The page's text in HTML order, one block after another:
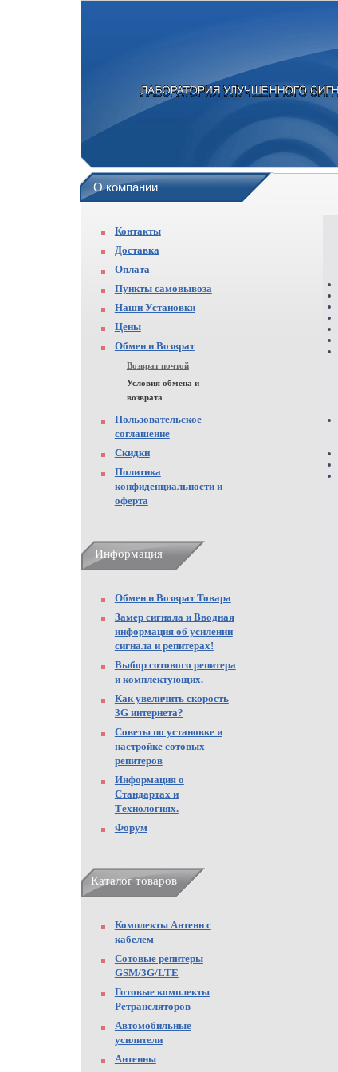
О компании
Контакты
Доставка
Оплата
Пункты самовывоза
Наши Установки
Цены
Обмен и Возврат
Возврат почтой
Условия обмена и
возврата
Пользовательское
соглашение
Скидки
Политика
конфиденциальности и
оферта
Информация
Обмен и Возврат Товара
Замер сигнала и Вводная
информация об усилении
сигнала и репитерах!
Выбор сотового репитера
и комплектующих.
Как увеличить скорость
3G интернета?
Советы по установке и
настройке сотовых
репитеров
Информация о
Стандартах и
Технологиях.
Форум
Каталог товаров
Комплекты Антенн с
кабелем
Сотовые репитеры
GSM/3G/LTE
Готовые комплекты
Ретрансляторов
Автомобильные
усилители
Антенны